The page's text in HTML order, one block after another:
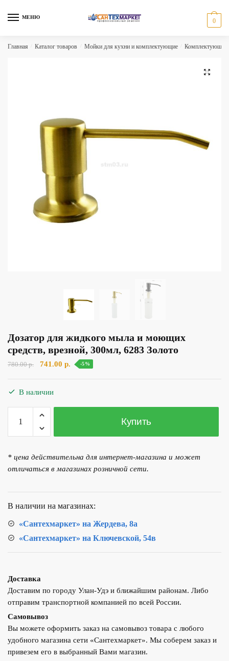
МЕНЮ
0
Главная Каталог товаров Мойки для кухни и комплектующие Комплектующие
🔍
Дозатор для жидкого мыла и моющих
средств, врезной, 300мл, 6283 Золото
780.00р.
Первоначальная
741.00 р. Текущая
-5%
В наличии
Количество
товара
Дозатор
жидкого
мыла
средств,
врезной,
300мл,
Купить
* цена действительна для интернет-магазина и может
отличаться в магазинах розничной сети.
В наличии на магазинах:
«Сантехмаркет» на Жердева, 8а
«Сантехмаркет» на Ключевской, 54в
Доставка
Доставим по городу Улан-Удэ и ближайшим районам. Либо
отправим транспортной компанией по всей России.
Самовывоз
Вы можете оформить заказ на самовывоз товара с любого
удобного магазина сети «Сантехмаркет». Мы соберем заказ и
привезем его в выбранный Вами магазин.